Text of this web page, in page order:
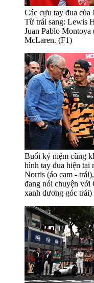
Các cựu tay đua của
Từ trái sang: Lewis
Juan Pablo
McLaren. (F1)
Buổi kỷ niệm cũng
hình tay đua hiện tại
Norris (áo cam -
đang nói chuyện với
xanh dương góc trái)